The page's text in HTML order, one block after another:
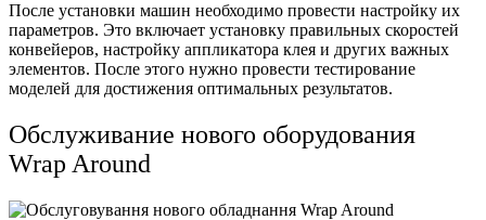
После установки машин необходимо провести настройку их
параметров. Это включает установку правильных скоростей
конвейеров, настройку аппликатора клея и других важных
элементов. После этого нужно провести тестирование
моделей для достижения оптимальных результатов.
Обслуживание нового оборудования
Wrap Around